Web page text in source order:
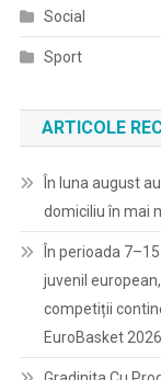
Social
Sport
ARTICOLE
În luna august
domiciliu în mai
În perioada
juvenil
competiții
EuroBasket 2026